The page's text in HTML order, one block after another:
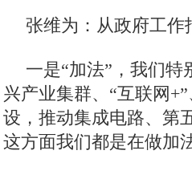
实际上，西方经济
的复苏，而不是实体
所以我们还是谨慎一点
除出现一场新的金融危
6.5%，在实际发展中可
实际增长是6.9%。